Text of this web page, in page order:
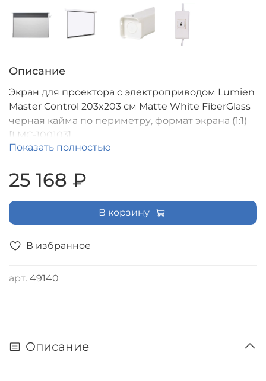
В избранное
арт. 49140
Описание
Экран для проектора с электроприводом Lumien
Master Control 203x203 см Matte White FiberGlass
черная кайма по периметру, формат экрана (1:1)
[LMC-100103]
Показать полностью
25 168 ₽
В корзину
Описание